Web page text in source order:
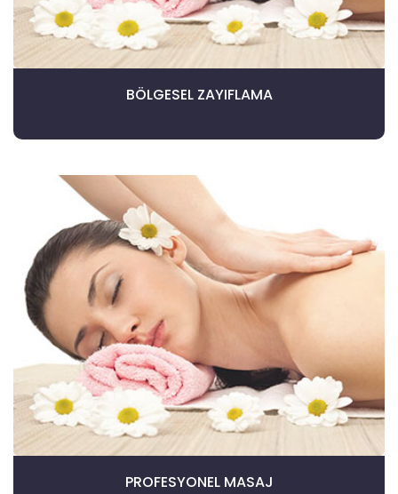
BÖLGESEL ZAYIFLAMA
PROFESYONEL MASAJ